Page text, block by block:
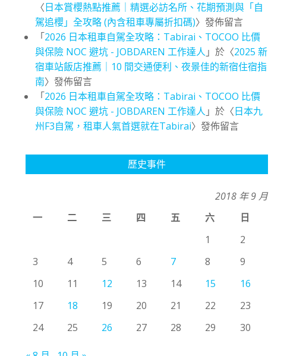
〈日本賞櫻熱點推薦｜精選必訪名所、花期預測與「自
駕追櫻」全攻略 (內含租車專屬折扣碼)〉發佈留言
「2026 日本租車自駕全攻略：Tabirai、TOCOO 比價
與保險 NOC 避坑 - JOBDAREN 工作達人 」於〈2025 新
宿車站飯店推薦｜10 間交通便利、夜景佳的新宿住宿指
南〉發佈留言
「2026 日本租車自駕全攻略：Tabirai、TOCOO 比價
與保險 NOC 避坑 - JOBDAREN 工作達人 」於〈日本九
州F3自駕，租車人氣首選就在Tabirai〉發佈留言
歷史事件
2018 年 9 月
一
二 三 四 五 六
日
1
2
3
4 5 6 7 8
9
10
11 12 13 14 15
16
17
18 19 20 21 22
23
24
25 26 27 28 29 30